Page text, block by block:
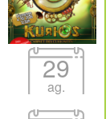
29
ag.